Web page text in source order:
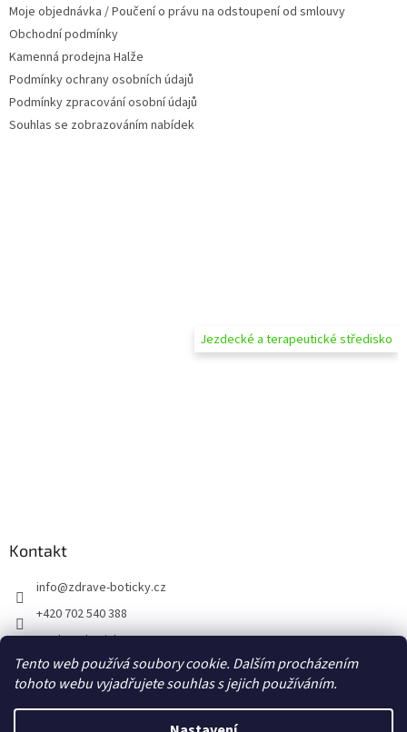
Tento web používá soubory cookie. Dalším procházením
tohoto webu vyjadřujete souhlas s jejich používáním.
Moje objednávka / Poučení o právu na odstoupení od smlouvy
Obchodní podmínky
Kamenná prodejna Halže
Podmínky ochrany osobních údajů
Podmínky zpracování osobní údajů
Souhlas se zobrazováním nabídek
Jezdecké a terapeutické středisko
Kontakt
info@zdrave-boticky.cz
+420 702 540 388
@zdraveboticky
zdraveboticky